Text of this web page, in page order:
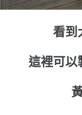
看到
這裡可以